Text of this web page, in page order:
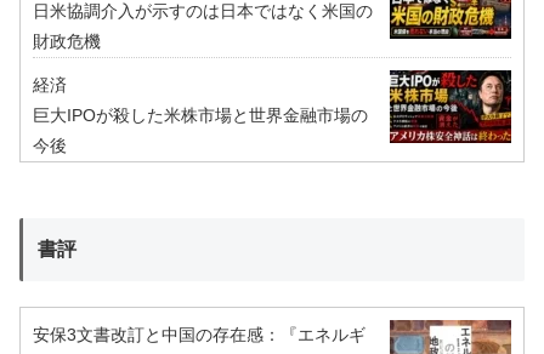
日米協調介入が示すのは日本ではなく米国の
財政危機
経済
巨大IPOが殺した米株市場と世界金融市場の
今後
書評
安保3文書改訂と中国の存在感：『エネルギ